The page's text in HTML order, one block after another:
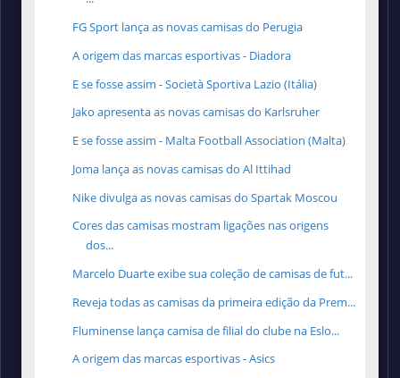
FG Sport lança as novas camisas do Perugia
A origem das marcas esportivas - Diadora
E se fosse assim - Società Sportiva Lazio (Itália)
Jako apresenta as novas camisas do Karlsruher
E se fosse assim - Malta Football Association (Malta)
Joma lança as novas camisas do Al Ittihad
Nike divulga as novas camisas do Spartak Moscou
Cores das camisas mostram ligações nas origens
dos...
Marcelo Duarte exibe sua coleção de camisas de fut...
Reveja todas as camisas da primeira edição da Prem...
Fluminense lança camisa de filial do clube na Eslo...
A origem das marcas esportivas - Asics